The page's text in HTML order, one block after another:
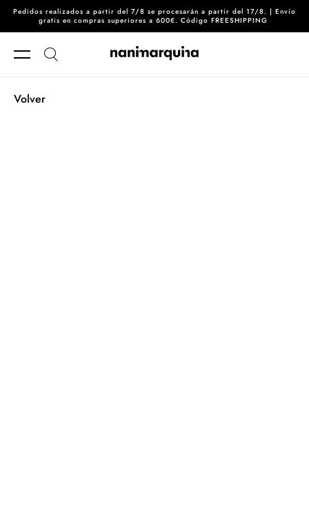
Ir directamente al contenido
Pedidos realizados a partir del 7/8 se procesarán a partir del 17/8. | Envío
gratis en compras superiores a 600€. Código FREESHIPPING
Volver